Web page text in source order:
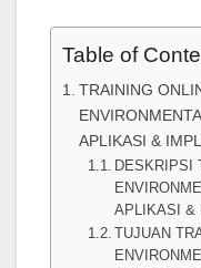
Table of
TRAINING
APLIKASI &
DESKRIPSI
APLIKASI &
TUJUAN